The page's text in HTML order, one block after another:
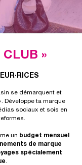
CLUB »
se démarquent et
Développe ta marque
sociaux et sois en
un budget mensuel
de marque
spécialement
.